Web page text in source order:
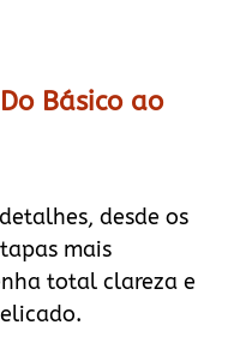
Básico ao
desde os
mais
total clareza e